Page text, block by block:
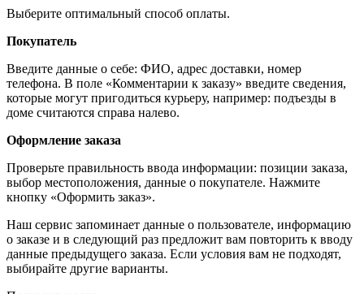
Выберите оптимальный способ оплаты.
Покупатель
Введите данные о себе: ФИО, адрес доставки, номер
телефона. В поле «Комментарии к заказу» введите сведения,
которые могут пригодиться курьеру, например: подъезды в
доме считаются справа налево.
Оформление заказа
Проверьте правильность ввода информации: позиции заказа,
выбор местоположения, данные о покупателе. Нажмите
кнопку «Оформить заказ».
Наш сервис запоминает данные о пользователе, информацию
о заказе и в следующий раз предложит вам повторить к вводу
данные предыдущего заказа. Если условия вам не подходят,
выбирайте другие варианты.